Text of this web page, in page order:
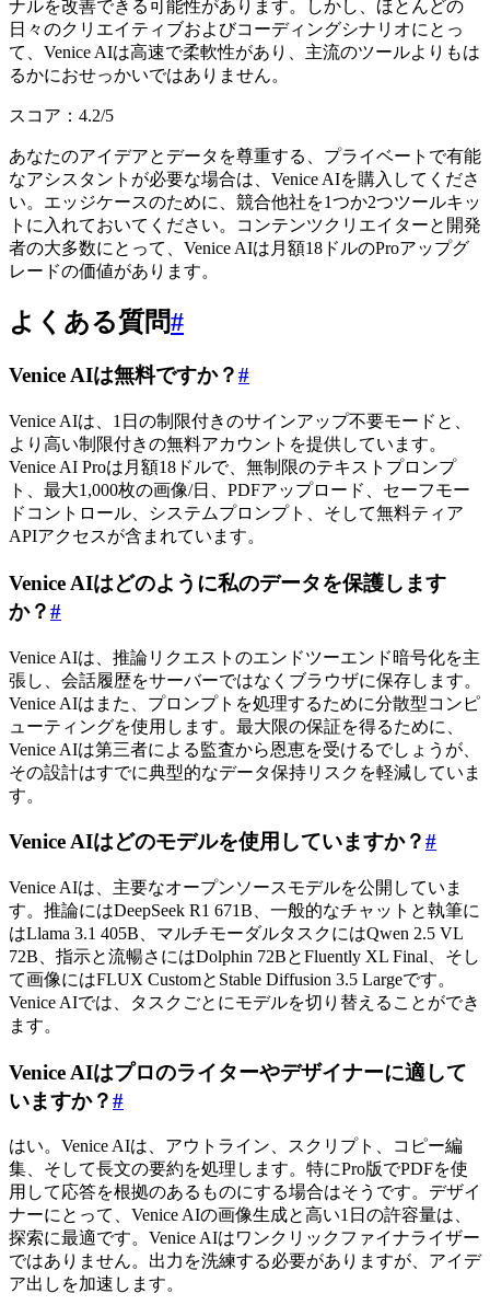
ナルを改善できる可能性があります。しかし、ほとんどの
日々のクリエイティブおよびコーディングシナリオにとっ
て、Venice AIは高速で柔軟性があり、主流のツールよりもは
るかにおせっかいではありません。
スコア：4.2/5
あなたのアイデアとデータを尊重する、プライベートで有能
なアシスタントが必要な場合は、Venice AIを購入してくださ
い。エッジケースのために、競合他社を1つか2つツールキッ
トに入れておいてください。コンテンツクリエイターと開発
者の大多数にとって、Venice AIは月額18ドルのProアップグ
レードの価値があります。
よくある質問#
Venice AIは無料ですか？#
Venice AIは、1日の制限付きのサインアップ不要モードと、
より高い制限付きの無料アカウントを提供しています。
Venice AI Proは月額18ドルで、無制限のテキストプロンプ
ト、最大1,000枚の画像/日、PDFアップロード、セーフモー
ドコントロール、システムプロンプト、そして無料ティア
APIアクセスが含まれています。
Venice AIはどのように私のデータを保護します
か？#
Venice AIは、推論リクエストのエンドツーエンド暗号化を主
張し、会話履歴をサーバーではなくブラウザに保存します。
Venice AIはまた、プロンプトを処理するために分散型コンピ
ューティングを使用します。最大限の保証を得るために、
Venice AIは第三者による監査から恩恵を受けるでしょうが、
その設計はすでに典型的なデータ保持リスクを軽減していま
す。
Venice AIはどのモデルを使用していますか？#
Venice AIは、主要なオープンソースモデルを公開していま
す。推論にはDeepSeek R1 671B、一般的なチャットと執筆に
はLlama 3.1 405B、マルチモーダルタスクにはQwen 2.5 VL
72B、指示と流暢さにはDolphin 72BとFluently XL Final、そし
て画像にはFLUX CustomとStable Diffusion 3.5 Largeです。
Venice AIでは、タスクごとにモデルを切り替えることができ
ます。
Venice AIはプロのライターやデザイナーに適して
いますか？#
はい。Venice AIは、アウトライン、スクリプト、コピー編
集、そして長文の要約を処理します。特にPro版でPDFを使
用して応答を根拠のあるものにする場合はそうです。デザイ
ナーにとって、Venice AIの画像生成と高い1日の許容量は、
探索に最適です。Venice AIはワンクリックファイナライザー
ではありません。出力を洗練する必要がありますが、アイデ
ア出しを加速します。